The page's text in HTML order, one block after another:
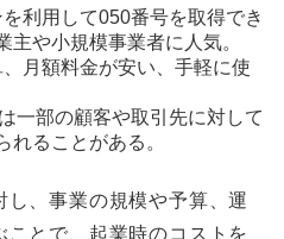
利用して050番号を取得でき
主や小規模事業者に人気。
月額料金が安い、手軽に使
一部の顧客や取引先に対して
れることがある。
し、事業の規模や予算、運
ことで、起業時のコストを